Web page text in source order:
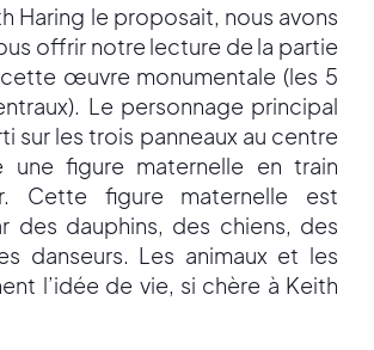
Haring le proposait, nous avons
offrir notre lecture de la partie
œuvre monumentale (les 5
Le personnage principal
sur les trois panneaux au centre
une figure maternelle en train
Cette figure maternelle est
des dauphins, des chiens, des
danseurs. Les animaux et les
l’idée de vie, si chère à Keith